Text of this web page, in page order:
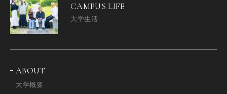
CAMPUS LIFE
大学生活
ABOUT
大学概要